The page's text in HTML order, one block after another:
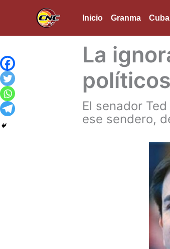
Inicio Granma Cuba
La
El senador
ese sendero,